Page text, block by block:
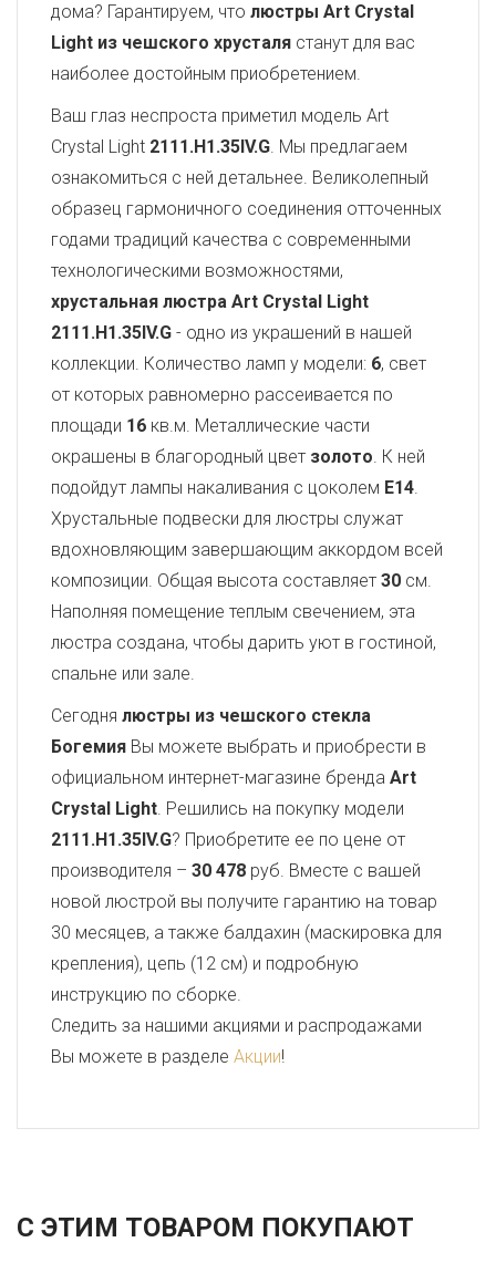
дома? Гарантируем, что люстры Art Crystal
Light из чешского хрусталя станут для вас
наиболее достойным приобретением.
Ваш глаз неспроста приметил модель Art
Crystal Light 2111.H1.35IV.G. Мы предлагаем
ознакомиться с ней детальнее. Великолепный
образец гармоничного соединения отточенных
годами традиций качества с современными
технологическими возможностями,
хрустальная люстра Art Crystal Light
2111.H1.35IV.G - одно из украшений в нашей
коллекции. Количество ламп у модели: 6, свет
от которых равномерно рассеивается по
площади 16 кв.м. Металлические части
окрашены в благородный цвет золото. К ней
подойдут лампы накаливания с цоколем E14.
Хрустальные подвески для люстры служат
вдохновляющим завершающим аккордом всей
композиции. Общая высота составляет 30 см.
Наполняя помещение теплым свечением, эта
люстра создана, чтобы дарить уют в гостиной,
спальне или зале.
Сегодня люстры из чешского стекла
Богемия Вы можете выбрать и приобрести в
официальном интернет-магазине бренда Art
Crystal Light. Решились на покупку модели
2111.H1.35IV.G? Приобретите ее по цене от
производителя – 30 478 руб. Вместе с вашей
новой люстрой вы получите гарантию на товар
30 месяцев, а также балдахин (маскировка для
крепления), цепь (12 см) и подробную
инструкцию по сборке.
Следить за нашими акциями и распродажами
Вы можете в разделе Акции!
С ЭТИМ ТОВАРОМ ПОКУПАЮТ